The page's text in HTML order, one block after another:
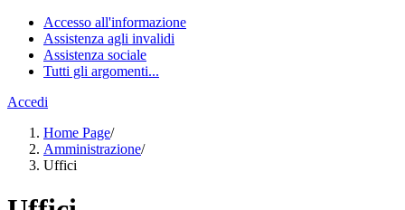
Accesso all'informazione
Assistenza agli invalidi
Assistenza sociale
Tutti gli argomenti...
Accedi
Home Page/
Amministrazione/
Uffici